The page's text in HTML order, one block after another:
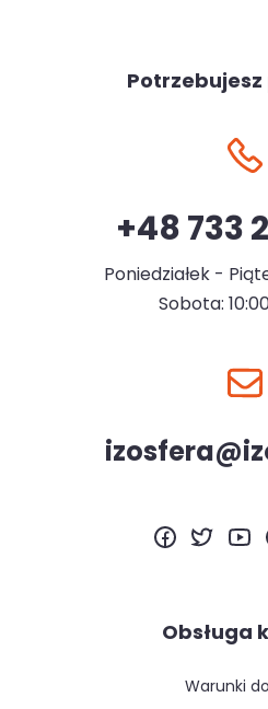
+48 733
Poniedziałek -
Sobota:
Obsługa
warunki